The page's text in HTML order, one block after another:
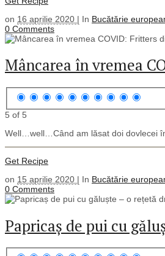
on 16 aprilie 2020 | In Bucătărie
0 Comments
Mâncarea în vremea
5 of 5
Well…well…Când am lăsat doi dovlecei
Get Recipe
on 15 aprilie 2020 | In Bucătărie
0 Comments
Papricaș de pui cu